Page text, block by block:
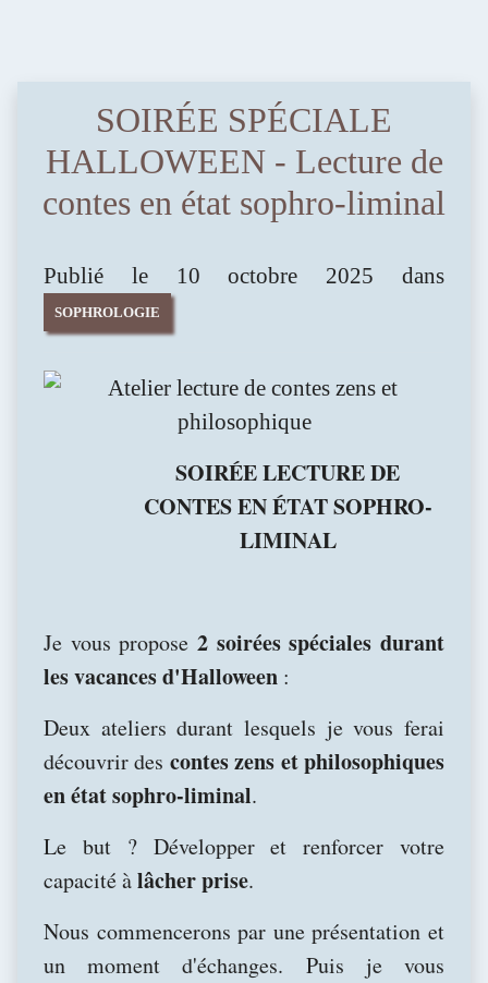
Avancer et m'épanouir
SOIRÉE SPÉCIALE
HALLOWEEN - Lecture de
contes en état sophro-liminal
Publié le 10 octobre 2025 dans
SOPHROLOGIE
SOIRÉE LECTURE DE
CONTES EN ÉTAT SOPHRO-
LIMINAL
Je vous propose 2 soirées spéciales durant
les vacances d'Halloween :
Deux ateliers durant lesquels je vous ferai
découvrir des contes zens et philosophiques
en état sophro-liminal.
Le but ? Développer et renforcer votre
capacité àlâcher prise.
Nous commencerons par une présentation et
un moment d'échanges. Puis je vous